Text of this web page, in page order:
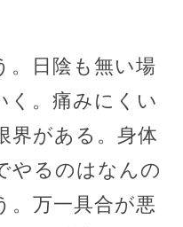
日陰も無い場
く。痛みにくい
界がある。身体
やるのはなんの
。万一具合が悪